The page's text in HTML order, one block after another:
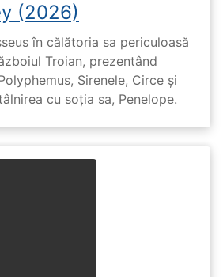
(2026)
în călătoria sa periculoasă
Troian, prezentând
Sirenele, Circe și
cu soția sa, Penelope.